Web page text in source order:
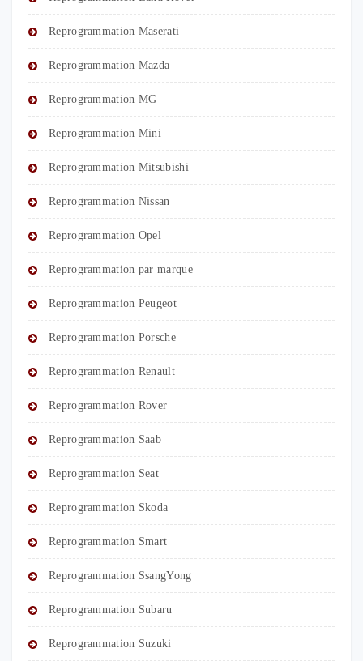
Reprogrammation Maserati
Reprogrammation Mazda
Reprogrammation MG
Reprogrammation Mini
Reprogrammation Mitsubishi
Reprogrammation Nissan
Reprogrammation Opel
Reprogrammation par marque
Reprogrammation Peugeot
Reprogrammation Porsche
Reprogrammation Renault
Reprogrammation Rover
Reprogrammation Saab
Reprogrammation Seat
Reprogrammation Skoda
Reprogrammation Smart
Reprogrammation SsangYong
Reprogrammation Subaru
Reprogrammation Suzuki